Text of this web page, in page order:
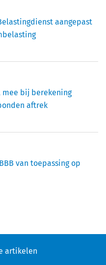
aangepast
bij berekening
aftrek
van toepassing op
artikelen